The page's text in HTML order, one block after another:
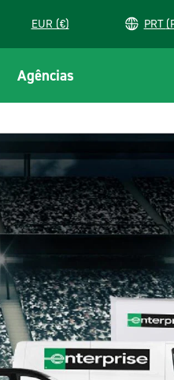
EUR (€)
Agências